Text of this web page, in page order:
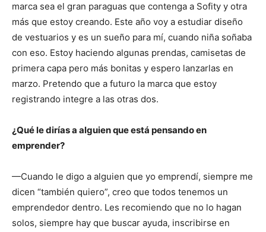
marca sea el gran paraguas que contenga a Sofity y otra
más que estoy creando. Este año voy a estudiar diseño
de vestuarios y es un sueño para mí, cuando niña soñaba
con eso. Estoy haciendo algunas prendas, camisetas de
primera capa pero más bonitas y espero lanzarlas en
marzo. Pretendo que a futuro la marca que estoy
registrando integre a las otras dos.
¿Qué le dirías a alguien que está pensando en
emprender?
—Cuando le digo a alguien que yo emprendí, siempre me
dicen “también quiero”, creo que todos tenemos un
emprendedor dentro. Les recomiendo que no lo hagan
solos, siempre hay que buscar ayuda, inscribirse en